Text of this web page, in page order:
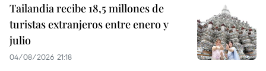
Tailandia recibe 18,5 millones de
turistas extranjeros entre enero y
julio
04/08/2026 21:18